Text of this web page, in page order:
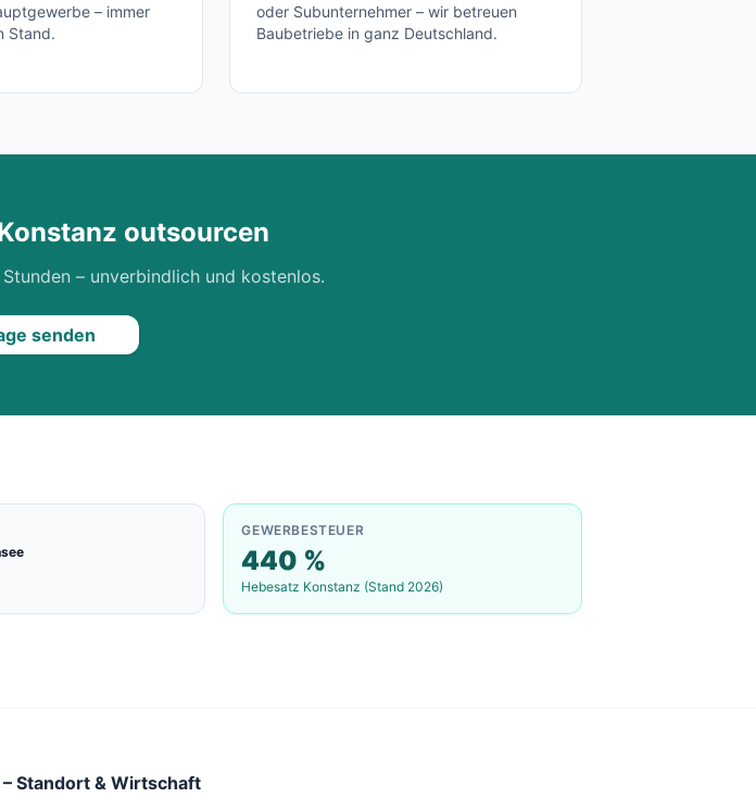
– immer
Stand.
oder Subunternehmer – wir betreuen
Baubetriebe in ganz Deutschland.
outsourcen
– unverbindlich und kostenlos.
senden
GEWERBESTEUER
440 %
Hebesatz Konstanz (Stand 2026)
Standort & Wirtschaft